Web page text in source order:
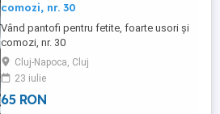
comozi, nr. 30
Vând pantofi pentru fetite, foarte usori și
comozi, nr. 30
Cluj-Napoca, Cluj
23 iulie
65 RON